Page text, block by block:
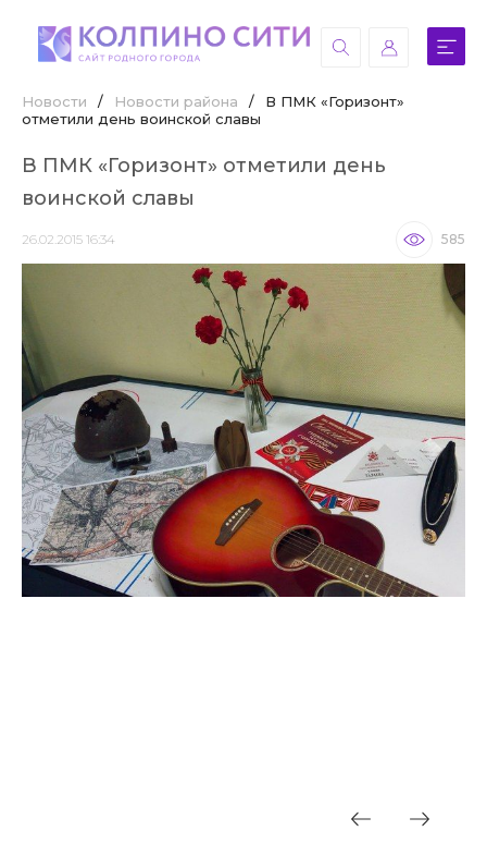
Новости / Новости района /
В ПМК «Горизонт»
отметили день воинской славы
В ПМК «Горизонт» отметили день
воинской славы
26.02.2015 16:34 585